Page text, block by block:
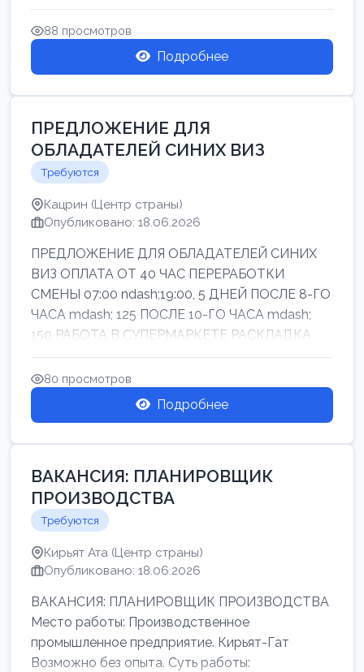
88 просмотров
Подробнее
ПРЕДЛОЖЕНИЕ ДЛЯ
ОБЛАДАТЕЛЕЙ СИНИХ ВИЗ
Требуются
Кацрин (Центр страны)
Опубликовано: 18.06.2026
ПРЕДЛОЖЕНИЕ ДЛЯ ОБЛАДАТЕЛЕЙ СИНИХ
ВИЗ ОПЛАТА ОТ 40 ЧАС ПЕРЕРАБОТКИ
СМЕНЫ 07:00 ndash;19:00, 5 ДНЕЙ ПОСЛЕ 8-ГО
ЧАСА mdash; 125 ПОСЛЕ 10-ГО ЧАСА mdash;
150 РАБОТА В СУПЕРМАРКЕТЕ РАСКЛАДКА
ТОВАРОВ НЕ ТЯЖ...
80 просмотров
Подробнее
ВАКАНСИЯ: ПЛАНИРОВЩИК
ПРОИЗВОДСТВА
Требуются
Кирьят Ата (Центр страны)
Опубликовано: 18.06.2026
ВАКАНСИЯ: ПЛАНИРОВЩИК ПРОИЗВОДСТВА
Место работы: Производственное
промышленное предприятие. Кирьят-Гат
Возможно без опыта. Суть работы: